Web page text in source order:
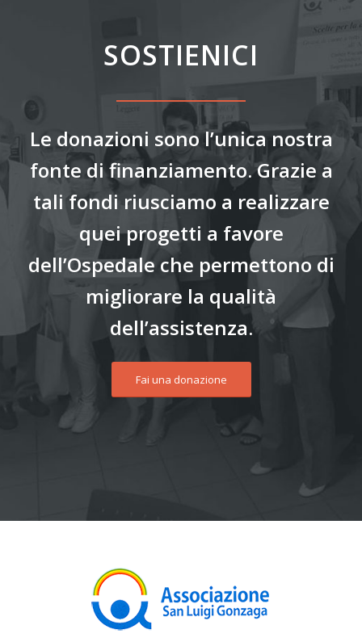
SOSTIENICI
Le donazioni sono l’unica nostra
fonte di finanziamento. Grazie a
tali fondi riusciamo a realizzare
quei progetti a favore
dell’Ospedale che permettono di
migliorare la qualità
dell’assistenza.
Fai una donazione